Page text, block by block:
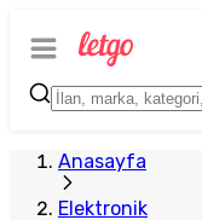
Anasayfa
Elektronik
Plus Satıcı